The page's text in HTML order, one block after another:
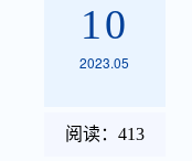
10
2023.05
阅读： 413